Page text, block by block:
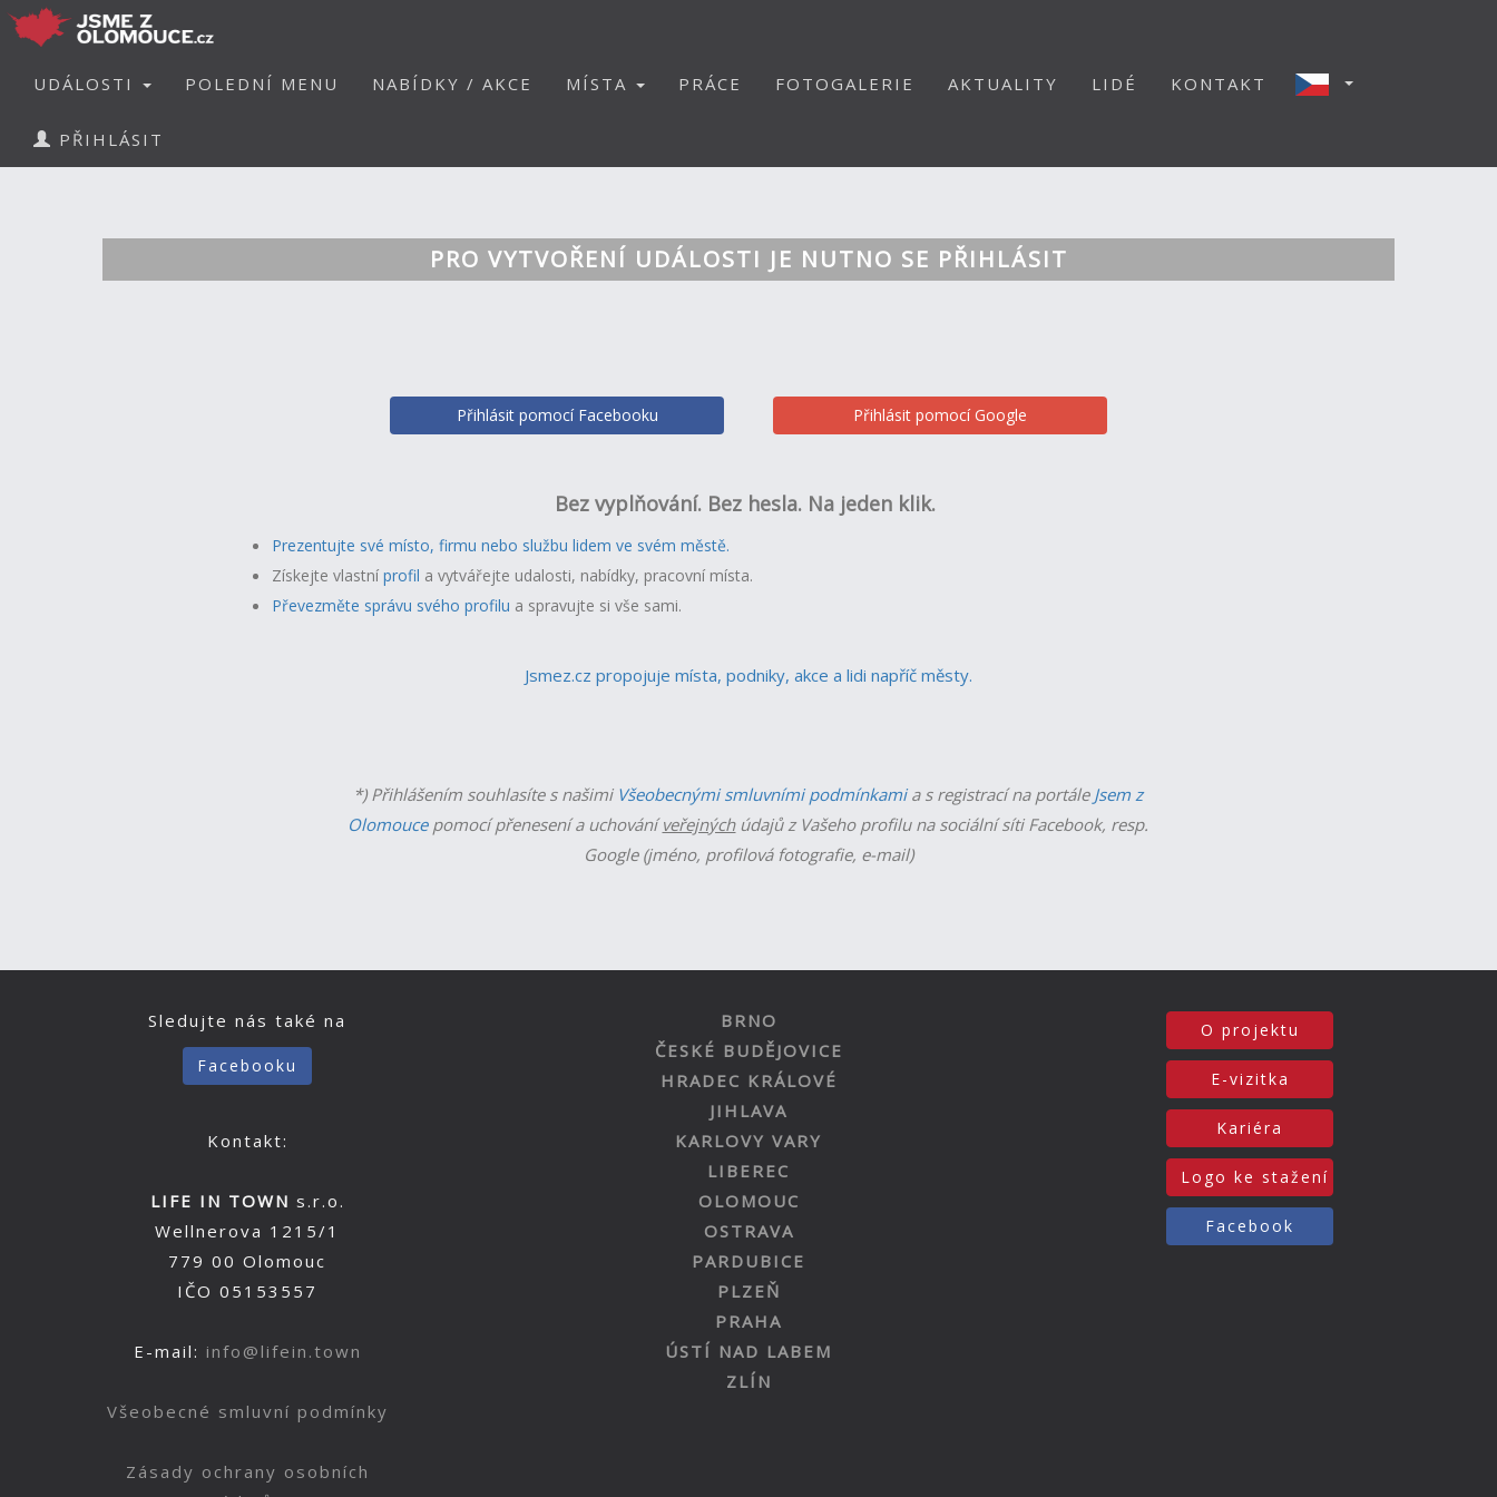
UDÁLOSTI POLEDNÍ MENU NABÍDKY / AKCE MÍSTA PRÁCE FOTOGALERIE AKTUALITY LIDÉ KONTAKT
PŘIHLÁSIT
PRO VYTVOŘENÍ UDÁLOSTI JE NUTNO SE PŘIHLÁSIT
Přihlásit pomocí Facebooku Přihlásit pomocí Google
Bez vyplňování. Bez hesla. Na jeden klik.
Prezentujte své místo, firmu nebo službu lidem ve svém městě.
Získejte vlastní profil a vytvářejte udalosti, nabídky, pracovní místa.
Převezměte správu svého profilu a spravujte si vše sami.
Jsmez.cz propojuje místa, podniky, akce a lidi napříč městy.
*) Přihlášením souhlasíte s našimi Všeobecnými smluvními podmínkamia s registrací na portále Jsem z
Olomoucepomocí přenesení a uchováníveřejnýchúdajů z Vašeho profilu na sociální síti Facebook, resp.
Google (jméno, profilová fotografie, e-mail)
Sledujte nás také na
Facebooku
Kontakt:
LIFE IN TOWN s.r.o.
Wellnerova 1215/1
779 00 Olomouc
IČO 05153557
E-mail: info@lifein.town
Všeobecné smluvní podmínky
Zásady ochrany osobních
BRNO
ČESKÉ BUDĚJOVICE
HRADEC KRÁLOVÉ
JIHLAVA
KARLOVY VARY
LIBEREC
OLOMOUC
OSTRAVA
PARDUBICE
PLZEŇ
PRAHA
ÚSTÍ NAD LABEM
ZLÍN
O projektu
E-vizitka
Kariéra
Logo ke stažení
Facebook